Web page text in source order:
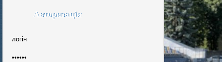
Авторизація